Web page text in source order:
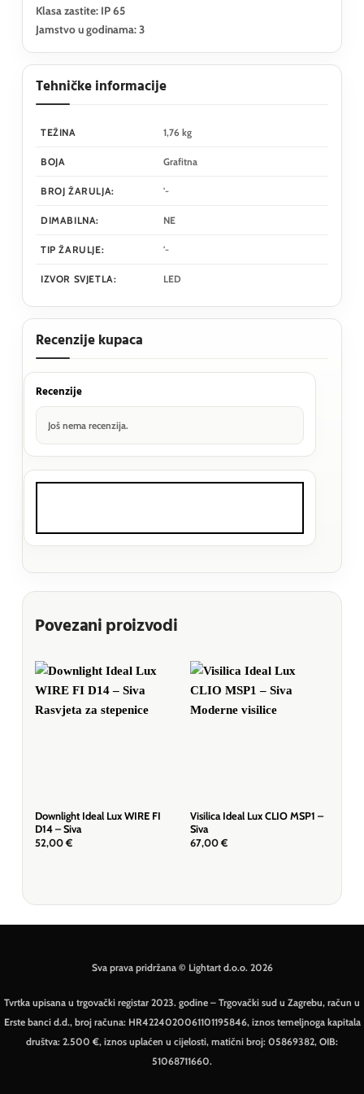
Klasa zastite: IP 65
Jamstvo u godinama: 3
Tehničke informacije
TEŽINA 1,76 kg
BOJA Grafitna
BROJ ŽARULJA: '-
DIMABILNA: NE
TIP ŽARULJE: '-
IZVOR SVJETLA: LED
Recenzije kupaca
Recenzije
Još nema recenzija.
Povezani proizvodi
Downlight Ideal Lux WIRE FI
D14 – Siva
52,00 €
Visilica Ideal Lux CLIO MSP1 –
Siva
67,00 €
Sva prava pridržana © Lightart d.o.o. 2026
Tvrtka upisana u trgovački registar 2023. godine – Trgovački sud u Zagrebu, račun u
Erste banci d.d., broj računa: HR4224020061101195846, iznos temeljnoga kapitala
društva: 2.500 €, iznos uplaćen u cijelosti, matični broj: 05869382, OIB:
51068711660.